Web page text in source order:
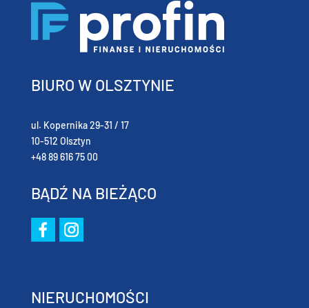
BIURO W OLSZTYNIE
ul. Kopernika 29-31 / 17
10-512 Olsztyn
+48 89 616 75 00
BĄDŹ NA BIEŻĄCO
NIERUCHOMOŚCI